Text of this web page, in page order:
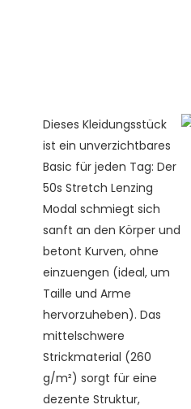
Dieses Kleidungsstück
ist ein unverzichtbares
Basic für jeden Tag: Der
50s Stretch Lenzing
Modal schmiegt sich
sanft an den Körper und
betont Kurven, ohne
einzuengen (ideal, um
Taille und Arme
hervorzuheben). Das
mittelschwere
Strickmaterial (260
g/m²) sorgt für eine
dezente Struktur,